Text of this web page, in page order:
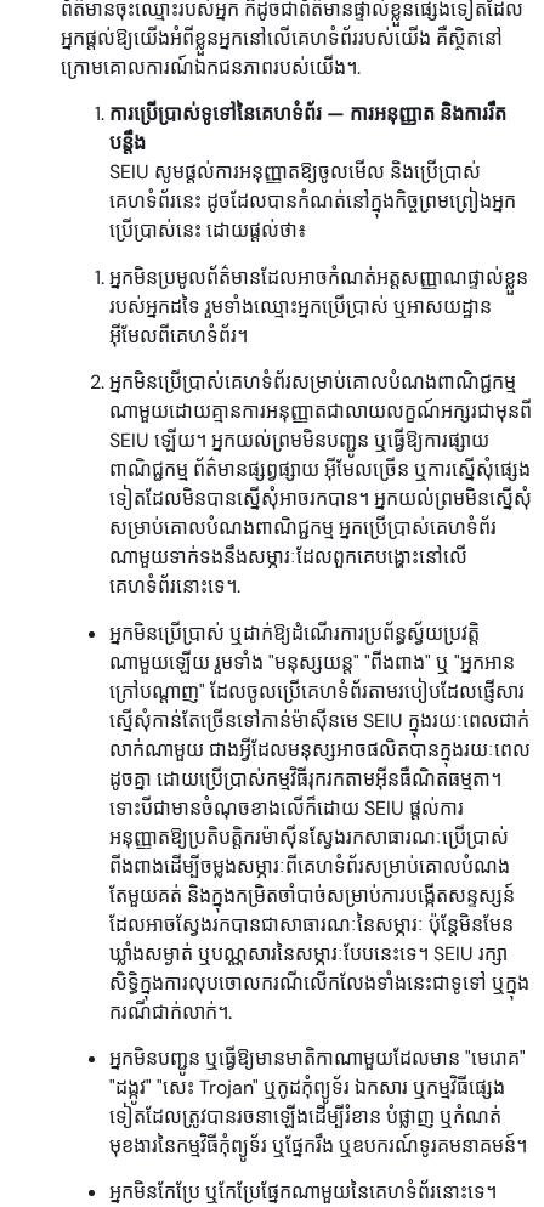
ព័ត៌មានចុះឈ្មោះរបស់អ្នក ក៏ដូចជាព័ត៌មានផ្ទាល់ខ្លួនផ្សេងទៀតដែល
អ្នកផ្តល់ឱ្យយើងអំពីខ្លួនអ្នកនៅលើគេហទំព័ររបស់យើង គឺស្ថិតនៅ
ក្រោមគោលការណ៍ឯកជនភាពរបស់យើង។.
ការប្រើប្រាស់ទូទៅនៃគេហទំព័រ — ការអនុញ្ញាត និងការរឹត
បន្តឹង
SEIU សូមផ្តល់ការអនុញ្ញាតឱ្យចូលមើល និងប្រើប្រាស់
គេហទំព័រនេះ ដូចដែលបានកំណត់នៅក្នុងកិច្ចព្រមព្រៀងអ្នក
ប្រើប្រាស់នេះ ដោយផ្តល់ថា៖
អ្នកមិនប្រមូលព័ត៌មានដែលអាចកំណត់អត្តសញ្ញាណផ្ទាល់ខ្លួន
របស់អ្នកដទៃ រួមទាំងឈ្មោះអ្នកប្រើប្រាស់ ឬអាសយដ្ឋាន
អ៊ីមែលពីគេហទំព័រ។
អ្នកមិនប្រើប្រាស់គេហទំព័រសម្រាប់គោលបំណងពាណិជ្ជកម្ម
ណាមួយដោយគ្មានការអនុញ្ញាតជាលាយលក្ខណ៍អក្សរជាមុនពី
SEIU ឡើយ។ អ្នកយល់ព្រមមិនបញ្ជូន ឬធ្វើឱ្យការផ្សាយ
ពាណិជ្ជកម្ម ព័ត៌មានផ្សព្វផ្សាយ អ៊ីមែលច្រើន ឬការស្នើសុំផ្សេង
ទៀតដែលមិនបានស្នើសុំអាចរកបាន។ អ្នកយល់ព្រមមិនស្នើសុំ
សម្រាប់គោលបំណងពាណិជ្ជកម្ម អ្នកប្រើប្រាស់គេហទំព័រ
ណាមួយទាក់ទងនឹងសម្ភារៈដែលពួកគេបង្ហោះនៅលើ
គេហទំព័រនោះទេ។.
អ្នកមិនប្រើប្រាស់ ឬដាក់ឱ្យដំណើរការប្រព័ន្ធស្វ័យប្រវត្តិ
ណាមួយឡើយ រួមទាំង "មនុស្សយន្ត" "ពីងពាង" ឬ "អ្នកអាន
ក្រៅបណ្តាញ" ដែលចូលប្រើគេហទំព័រតាមរបៀបដែលផ្ញើសារ
ស្នើសុំកាន់តែច្រើនទៅកាន់ម៉ាស៊ីនមេ SEIU ក្នុងរយៈពេលជាក់
លាក់ណាមួយ ជាងអ្វីដែលមនុស្សអាចផលិតបានក្នុងរយៈពេល
ដូចគ្នា ដោយប្រើប្រាស់កម្មវិធីរុករកតាមអ៊ីនធឺណិតធម្មតា។
ទោះបីជាមានចំណុចខាងលើក៏ដោយ SEIU ផ្តល់ការ
អនុញ្ញាតឱ្យប្រតិបត្តិករម៉ាស៊ីនស្វែងរកសាធារណៈប្រើប្រាស់
ពីងពាងដើម្បីចម្លងសម្ភារៈពីគេហទំព័រសម្រាប់គោលបំណង
តែមួយគត់ និងក្នុងកម្រិតចាំបាច់សម្រាប់ការបង្កើតសន្ទស្សន៍
ដែលអាចស្វែងរកបានជាសាធារណៈនៃសម្ភារៈ ប៉ុន្តែមិនមែន
ឃ្លាំងសម្ងាត់ ឬបណ្ណសារនៃសម្ភារៈបែបនេះទេ។ SEIU រក្សា
សិទ្ធិក្នុងការលុបចោលករណីលើកលែងទាំងនេះជាទូទៅ ឬក្នុង
ករណីជាក់លាក់។.
អ្នកមិនបញ្ជូន ឬធ្វើឱ្យមានមាតិកាណាមួយដែលមាន "មេរោគ"
"ដង្កូវ" "សេះ Trojan" ឬកូដកុំព្យូទ័រ ឯកសារ ឬកម្មវិធីផ្សេង
ទៀតដែលត្រូវបានរចនាឡើងដើម្បីរំខាន បំផ្លាញ ឬកំណត់
មុខងារនៃកម្មវិធីកុំព្យូទ័រ ឬផ្នែករឹង ឬឧបករណ៍ទូរគមនាគមន៍។
អ្នកមិនកែប្រែ ឬកែប្រែផ្នែកណាមួយនៃគេហទំព័រនោះទេ។